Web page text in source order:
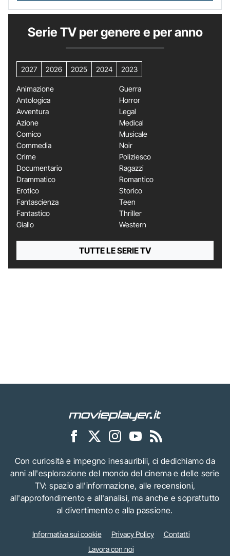
Serie TV per genere e per anno
2027 2026 2025 2024 2023
Animazione
Antologica
Avventura
Azione
Comico
Commedia
Crime
Documentario
Drammatico
Erotico
Fantascienza
Fantastico
Giallo
Guerra
Horror
Legal
Medical
Musicale
Noir
Poliziesco
Ragazzi
Romantico
Storico
Teen
Thriller
Western
TUTTE LE SERIE TV
Con curiosità e impegno inesauribili, ci dedichiamo da
anni all'esplorazione del mondo del cinema e delle serie
TV: spazio all'informazione, alle recensioni,
all'approfondimento e all'analisi, ma anche e soprattutto
al divertimento e alla passione.
Informativa sui cookie Privacy Policy
Contatti
Lavora con noi